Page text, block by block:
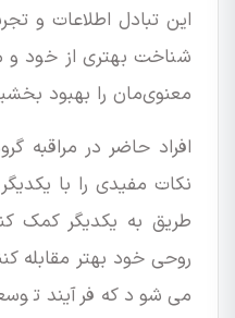
این تبادل اطلاعات و
شناخت بهتری از خود و
معنوی‌مان را بهبود
افراد حاضر در مراقبه
نکات مفیدی را با
طریق به یکدیگر کمک
روحی خود بهتر مقابله
می‌شود که فرآیند